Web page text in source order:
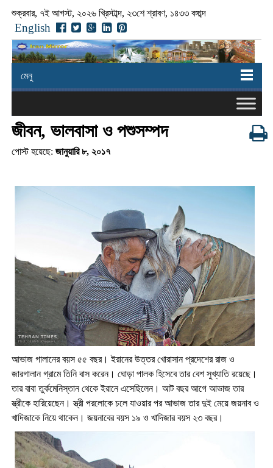
শুক্রবার, ৭ই আগস্ট, ২০২৬ খ্রিস্টাব্দ, ২৩শে শ্রাবণ, ১৪৩৩ বঙ্গাব্দ
English
মেনু
জীবন, ভালবাসা ও পশুসম্পদ
পোস্ট হয়েছে: জানুয়ারি ৮, ২০১৭
আভাজ গালানের বয়স ৫৫ বছর। ইরানের উত্তর খোরাসান প্রদেশের রাজ ও
জারগালান গ্রামে তিনি বাস করেন। ঘোড়া পালক হিসেবে তার বেশ সুখ্যাতি রয়েছে।
তার বাবা তুর্কমেনিস্তান থেকে ইরানে এসেছিলেন। আট বছর আগে আভাজ তার
স্ত্রীকে হারিয়েছেন। স্ত্রী পরলোকে চলে যাওয়ার পর আভাজ তার দুই মেয়ে জয়নাব ও
খাদিজাকে নিয়ে থাকেন। জয়নাবের বয়স ১৯ ও খাদিজার বয়স ২৩ বছর।